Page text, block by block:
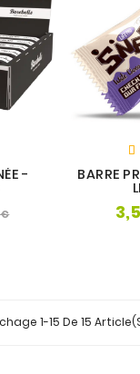
-
€Prix
BARRE
1-15 De 15